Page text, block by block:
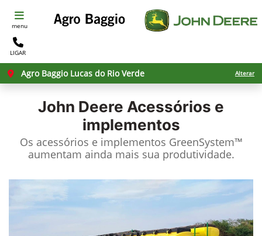
menu
LIGAR
Agro Baggio Lucas do Rio Verde Alterar
John Deere Acessórios e
implementos
Os acessórios e implementos GreenSystem™
aumentam ainda mais sua produtividade.​